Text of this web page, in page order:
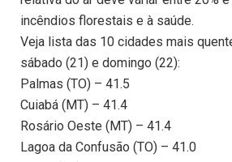
incêndios florestais e à saúde.
Veja lista das 10 cidades mais
sábado (21) e domingo (22):
Palmas (TO) – 41.5
Cuiabá (MT) – 41.4
Rosário Oeste (MT) – 41.4
Lagoa da Confusão (TO) – 41.0